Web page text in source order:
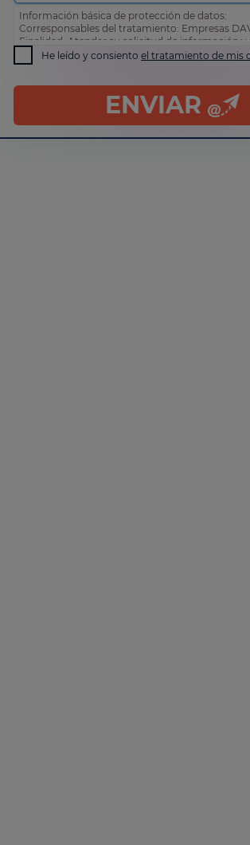
Información básica de protección de datos:
Corresponsables del tratamiento: Empresas
Finalidad: Atender su solicitud de información y
comercial
Derechos: Puede acceder, rectificar y suprimir
He leído y consiento el tratamiento de mis
ENVIAR